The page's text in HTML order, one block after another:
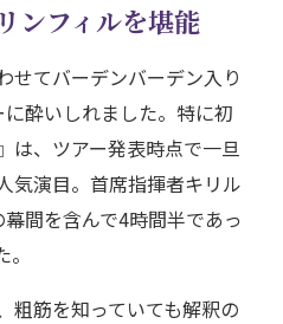
リンフィルを堪能
せてバーデンバーデン入り
酔いしれました。特に初
は、ツアー発表時点で一旦
気演目。首席指揮者キリル
間を含んで4時間半であっ
粗筋を知っていても解釈の